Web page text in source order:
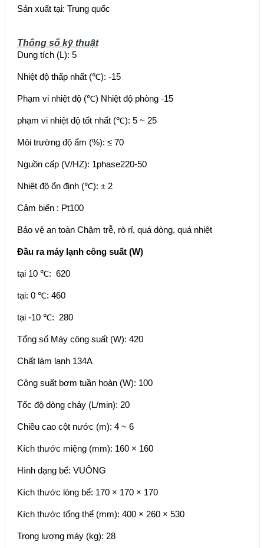
Sản xuất tại: Trung quốc
Thông số kỹ thuật
Dung tích (L): 5
Nhiệt độ thấp nhất (℃): -15
Phạm vi nhiệt độ (℃) Nhiệt độ phòng -15
phạm vi nhiệt độ tốt nhất (℃): 5 ~ 25
Môi trường độ ẩm (%): ≤ 70
Nguồn cấp (V/HZ): 1phase220-50
Nhiệt độ ổn định (℃): ± 2
Cảm biến : Pt100
Bảo vệ an toàn Chậm trễ, rò rỉ, quá dòng, quá nhiệt
Đầu ra máy lạnh công suất (W)
tại 10 ℃: 620
tại: 0 ℃: 460
tại -10 ℃: 280
Tổng số Máy công suất (W): 420
Chất làm lạnh 134A
Công suất bơm tuần hoàn (W): 100
Tốc độ dòng chảy (L/min): 20
Chiều cao cột nước (m): 4 ~ 6
Kích thước miệng (mm): 160 × 160
Hình dạng bể: VUÔNG
Kích thước lòng bể: 170 × 170 × 170
Kích thước tổng thể (mm): 400 × 260 × 530
Trọng lượng máy (kg): 28